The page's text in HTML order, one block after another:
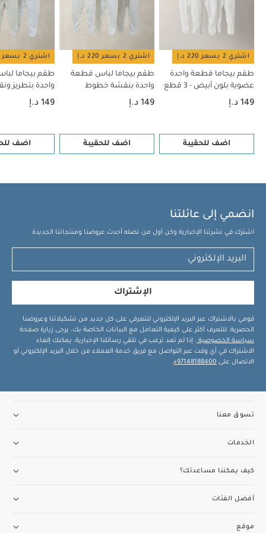
اشتري 2 بسعر 220 د.إ
طقم بيجاما قطعة واحدة
عضوية بلون أبيض - 3 قطع
149 د.إ
اضف للحقيبة
اشتري 2 بسعر 220 د.إ
طقم بيجاما لباس قطعة
واحدة بنقشة خطوط
149 د.إ
اضف للحقيبة
اشتري 2 بسعر 220 د.إ
طقم بيجاما
قطع
149 د.إ
اضف
انضمي إلى عائلتنا
اشترك في نشرتنا الإخبارية وكن أول من تصله أحدث عروضنا ومنتجاتنا الجديدة.
الإشتراك
قومي بالاشتراك عبر البريد الإلكتروني لتتعرفي على كل جديد من تشكيلاتنا وعروضنا
الحصرية. للتعرف أكثر على كيفية التعامل مع البيانات الخاصة بك، يرجى زيارة صفحة
سياسة الخصوصية . إذا لم تعد ترغب في تلقي رسائلنا الإخبارية، يمكنك إلغاء
الاشتراك في أي وقت عبر التواصل مع فريق خدمة العملاء من خلال البريد الإلكتروني أو
الاتصال على 97148188400+
.
تسوق معنا
الخدمات
كيف يمكننا مساعدتك؟
أفضل الفئات
موقع